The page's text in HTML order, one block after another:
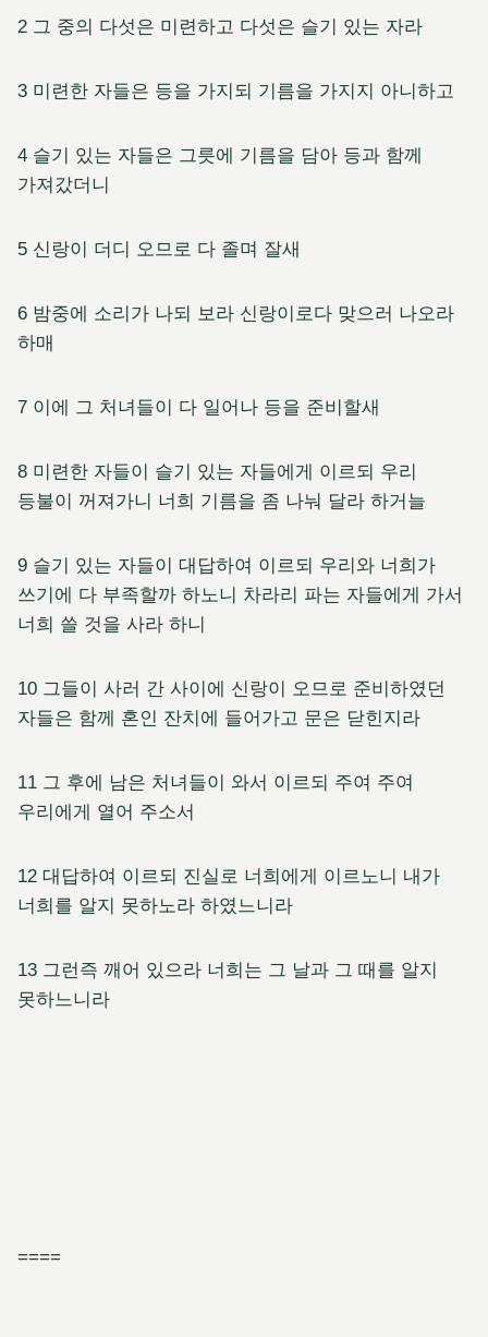
2 그 중의 다섯은 미련하고 다섯은 슬기 있는 자라
3 미련한 자들은 등을 가지되 기름을 가지지 아니하고
4 슬기 있는 자들은 그릇에 기름을 담아 등과 함께
가져갔더니
5 신랑이 더디 오므로 다 졸며 잘새
6 밤중에 소리가 나되 보라 신랑이로다 맞으러 나오라
하매
7 이에 그 처녀들이 다 일어나 등을 준비할새
8 미련한 자들이 슬기 있는 자들에게 이르되 우리
등불이 꺼져가니 너희 기름을 좀 나눠 달라 하거늘
9 슬기 있는 자들이 대답하여 이르되 우리와 너희가
쓰기에 다 부족할까 하노니 차라리 파는 자들에게 가서
너희 쓸 것을 사라 하니
10 그들이 사러 간 사이에 신랑이 오므로 준비하였던
자들은 함께 혼인 잔치에 들어가고 문은 닫힌지라
11 그 후에 남은 처녀들이 와서 이르되 주여 주여
우리에게 열어 주소서
12 대답하여 이르되 진실로 너희에게 이르노니 내가
너희를 알지 못하노라 하였느니라
13 그런즉 깨어 있으라 너희는 그 날과 그 때를 알지
못하느니라
====